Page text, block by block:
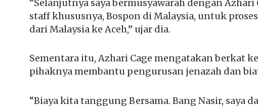
“Selanjutnya saya bermusyawarah dengan
staff khususnya, Bospon di Malaysia, untuk
dari Malaysia ke Aceh,” ujar dia.
Sementara itu, Azhari Cage mengatakan berkat
pihaknya membantu pengurusan jenazah dan
“Biaya kita tanggung Bersama. Bang Nasir, saya